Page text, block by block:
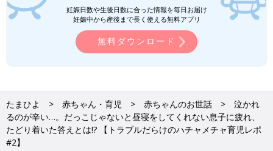
妊娠日数や生後日数に合った情報を毎日お届け
妊娠中から産後まで長く使える無料アプリ
無料ダウンロード
たまひよ 赤ちゃん・育児 赤ちゃんのお世話
泣かれ
るのが辛い…。だっこじゃないと昼寝をしてくれない息子に疲れ、
たどり着いた答えとは!? 【トラブルだらけのハチャメチャ育児レポ
#2】